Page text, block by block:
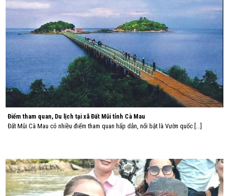
Điểm tham quan, Du lịch tại xã Đất Mũi tỉnh Cà Mau
Đất Mũi Cà Mau có nhiều điểm tham quan hấp dẫn, nổi bật là Vườn quốc [...]